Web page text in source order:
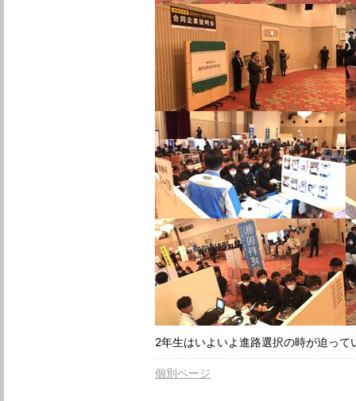
2年生はいよいよ進路選択の時が迫って
個別ページ